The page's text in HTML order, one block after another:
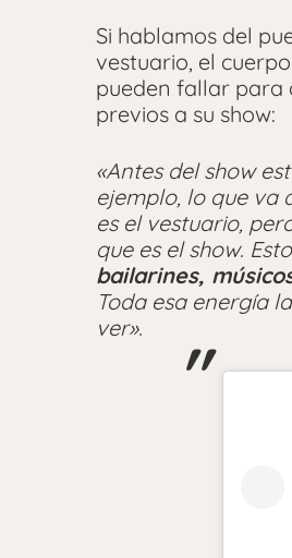
Si hablamos del
vestuario, el
pueden fallar para
previos a su show:
«Antes del show
ejemplo, lo que va
es el vestuario,
que es el show.
bailarines,
Toda esa energía
ver».